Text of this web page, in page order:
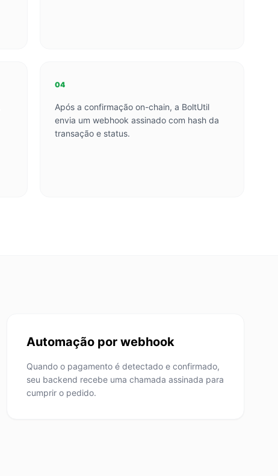
04
Após a confirmação on-chain, a BoltUtil
envia um webhook assinado com hash da
transação e status.
Automação por webhook
Quando o pagamento é detectado e confirmado,
seu backend recebe uma chamada assinada para
cumprir o pedido.